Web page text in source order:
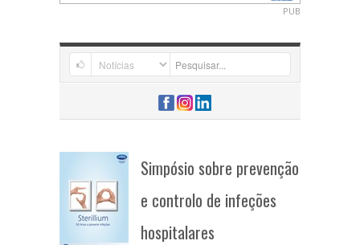
PUB
Simpósio sobre prevenção
e controlo de infeções
hospitalares